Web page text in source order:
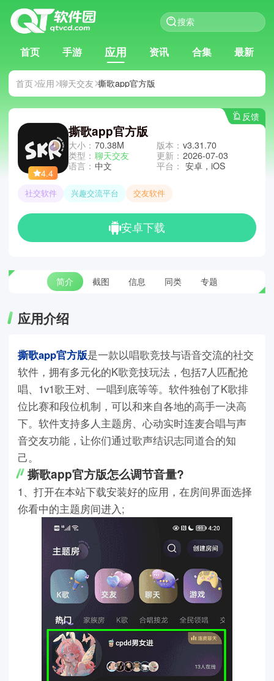
首页 手游 应用 资讯 合集 最新
首页 应用 聊天交友 撕歌app官方版
反馈
4.4
撕歌app官方版
大小： 70.38M
类型： 聊天交友
语言： 中文
版本： v3.31.70
更新： 2026-07-03
平台： 安卓，iOS
社交软件 兴趣交流平台 交友软件
安卓下载
简介 截图 信息 同类 专题
应用介绍
撕歌app官方版是一款以唱歌竞技与语音交流的社交
软件，拥有多元化的K歌竞技玩法，包括7人匹配抢
唱、1v1歌王对、一唱到底等等。软件独创了K歌排
位比赛和段位机制，可以和来自各地的高手一决高
下。软件支持多人主题房、心动实时连麦合唱与声
音交友功能，让你们通过歌声结识志同道合的知
己。
撕歌app官方版怎么调节音量?
1、打开在本站下载安装好的应用，在房间界面选择
你看中的主题房间进入;